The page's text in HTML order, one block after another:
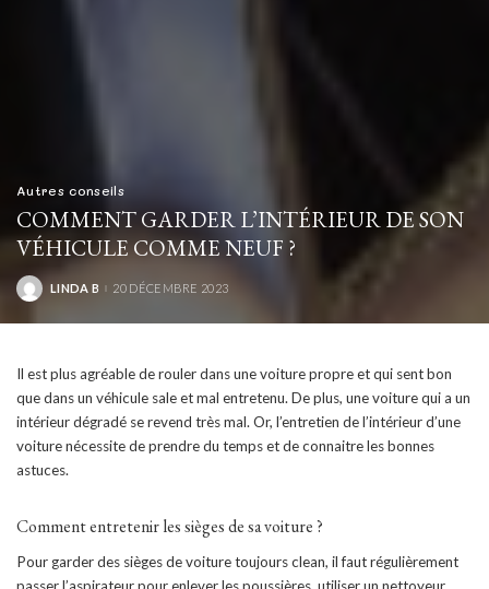
Autres conseils
COMMENT GARDER L’INTÉRIEUR DE SON
VÉHICULE COMME NEUF ?
POSTED
LINDA B 20 DÉCEMBRE 2023
Il est plus agréable de rouler dans une voiture propre et qui sent bon
que dans un véhicule sale et mal entretenu. De plus, une voiture qui a un
intérieur dégradé se revend très mal. Or, l’entretien de l’intérieur d’une
voiture nécessite de prendre du temps et de connaitre les bonnes
astuces.
Comment entretenir les sièges de sa voiture ?
Pour garder des sièges de voiture toujours clean, il faut régulièrement
passer l’aspirateur pour enlever les poussières, utiliser un nettoyeur